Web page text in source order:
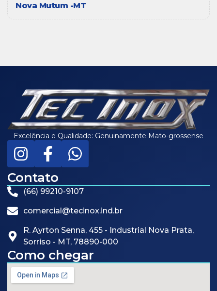
Nova Mutum -MT
Excelência e Qualidade: Genuinamente Mato-grossense
Contato
(66) 99210-9107
comercial@tecinox.ind.br
R. Ayrton Senna, 455 - Industrial Nova Prata,
Sorriso - MT, 78890-000
Como chegar